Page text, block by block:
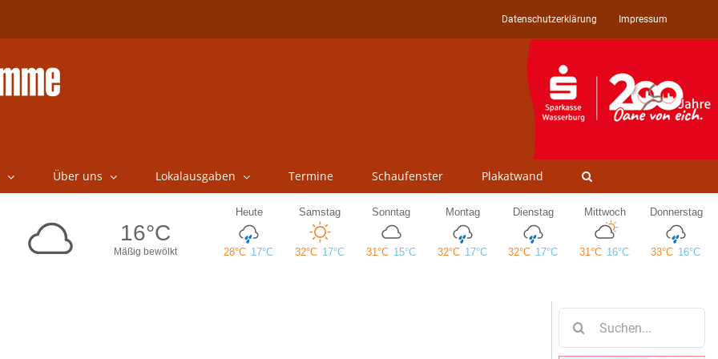
Datenschutzerklärung Impressum
Über uns Lokalausgaben Termine Schaufenster Plakatwand
nach: